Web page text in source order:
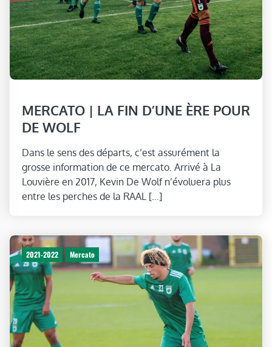
MERCATO | LA FIN D’UNE ÈRE POUR
DE WOLF
Dans le sens des départs, c’est assurément la
grosse information de ce mercato. Arrivé à La
Louvière en 2017, Kevin De Wolf n’évoluera plus
entre les perches de la RAAL […]
2021-2022 Mercato